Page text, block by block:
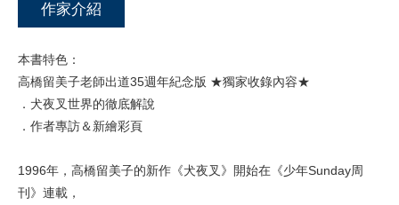
作家介紹
本書特色：
高橋留美子老師出道35週年紀念版 ★獨家收錄內容★
．犬夜叉世界的徹底解說
．作者專訪＆新繪彩頁
1996年，高橋留美子的新作《犬夜叉》開始在《少年Sunday周
刊》連載，